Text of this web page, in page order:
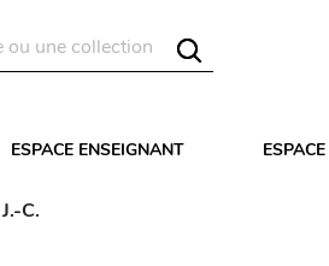
ESPACE ENSEIGNANT
C.